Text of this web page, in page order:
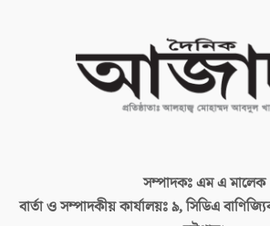
সম্পাদকঃএম এ মালেক
বার্তা ও সম্পাদকীয় কার্যালয়ঃ৯, সিডিএ